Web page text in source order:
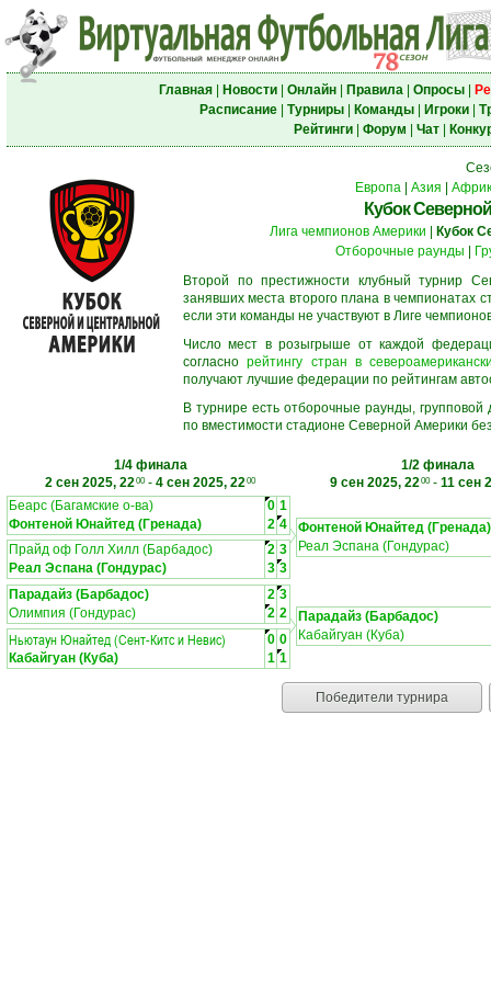
Главная| Новости| Онлайн| Правила| Опросы|
Расписание| Турниры| Команды| Игроки|
Рейтинги| Форум Чат|
Европа| Азия
Кубок
Лига чемпионов Америки
Кубок
Отборочные раунды
Второй по престижности клубный турнир
занявших места второго плана в чемпионатах
если эти команды не участвуют в Лиге
Число мест в розыгрыше от каждой
согласнорейтингу стран в
получают лучшие федерации по рейтингам
В турнире есть отборочные раунды,
по вместимости стадионе Северной Америки
1/4 финала
2 сен 2025, 2200- 4 сен 2025, 2200
1/2 финала
9 сен 2025, 2200- 11 сен
Беарс (Багамские о-ва)
0 1
Фонтеной Юнайтед (Гренада)
2 4
Прайд оф Голл Хилл (Барбадос)
2 3
Реал Эспана (Гондурас)
3 3
Фонтеной Юнайтед (Гренада)
Реал Эспана (Гондурас)
Парадайз (Барбадос) 2 3
Олимпия (Гондурас)
2 2
Ньютаун Юнайтед (Сент-Китс и Невис) 0 0
Кабайгуан (Куба)
1 1
Парадайз (Барбадос)
Кабайгуан (Куба)
Победители турнира